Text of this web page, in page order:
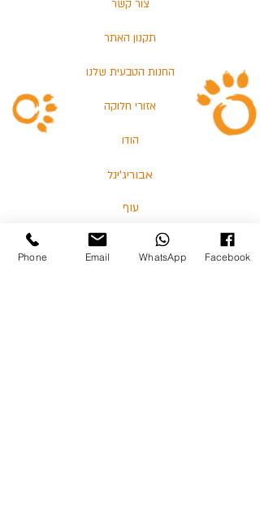
צור קשר
תקנון האתר
החנות הטבעית שלנו
אזורי חלוקה
הודו
אבוריג'ינל
עוף
Phone Email WhatsApp Facebook